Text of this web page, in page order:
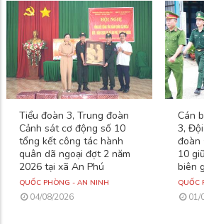
Tiểu đoàn 3, Trung đoàn
Cảnh sát cơ động số 10
tổng kết công tác hành
quân dã ngoại đợt 2 năm
2026 tại xã An Phú
QUỐC PHÒNG - AN NINH
04/08/2026
Cán
3,
đoàn
10
biên
QUỐC
01/